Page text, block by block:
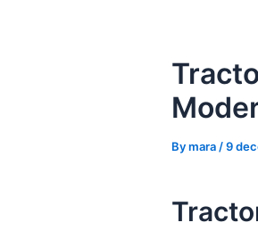
Bymara /9